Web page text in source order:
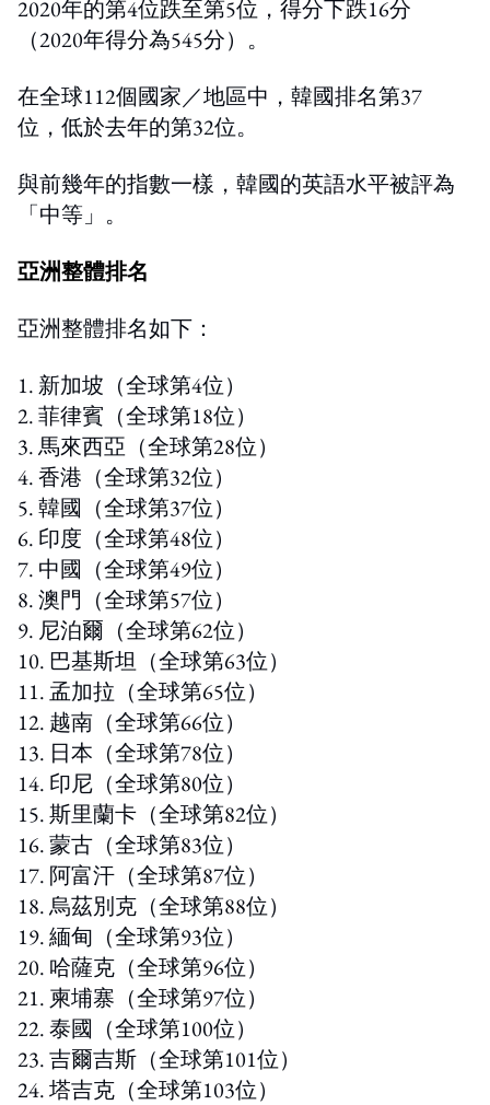
2020年的第4位跌至第5位，得分下跌16分
（2020年得分為545分）。
在全球112個國家／地區中，韓國排名第37
位，低於去年的第32位。
與前幾年的指數一樣，韓國的英語水平被評為
「中等」。
亞洲整體排名
亞洲整體排名如下：
1. 新加坡（全球第4位）
2. 菲律賓（全球第18位）
3. 馬來西亞（全球第28位）
4. 香港（全球第32位）
5. 韓國（全球第37位）
6. 印度（全球第48位）
7. 中國（全球第49位）
8. 澳門（全球第57位）
9. 尼泊爾（全球第62位）
10. 巴基斯坦（全球第63位）
11. 孟加拉（全球第65位）
12. 越南（全球第66位）
13. 日本（全球第78位）
14. 印尼（全球第80位）
15. 斯里蘭卡（全球第82位）
16. 蒙古（全球第83位）
17. 阿富汗（全球第87位）
18. 烏茲別克（全球第88位）
19. 緬甸（全球第93位）
20. 哈薩克（全球第96位）
21. 柬埔寨（全球第97位）
22. 泰國（全球第100位）
23. 吉爾吉斯（全球第101位）
24. 塔吉克（全球第103位）